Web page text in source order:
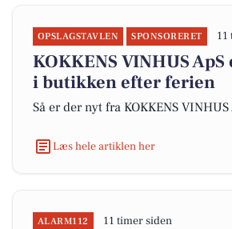
OPSLAGSTAVLEN SPONSORERET 11
KOKKENS VINHUS
i butikken efter ferien
Så er der nyt fra KOKKENS VINHUS
Læs hele artiklen her
ALARM112 11 timer siden